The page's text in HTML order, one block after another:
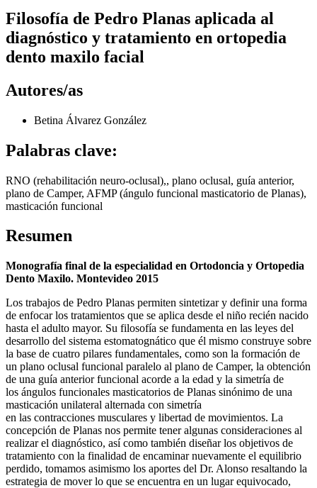
Filosofía de Pedro Planas aplicada al
diagnóstico y tratamiento en ortopedia
dento maxilo facial
Autores/as
Betina Álvarez González
Palabras clave:
RNO (rehabilitación neuro-oclusal),, plano oclusal, guía anterior,
plano de Camper, AFMP (ángulo funcional masticatorio de Planas),
masticación funcional
Resumen
Monografía final de la especialidad en Ortodoncia y Ortopedia
Dento Maxilo. Montevideo 2015
Los trabajos de Pedro Planas permiten sintetizar y definir una forma
de enfocar los tratamientos que se aplica desde el niño recién nacido
hasta el adulto mayor. Su filosofía se fundamenta en las leyes del
desarrollo del sistema estomatognático que él mismo construye sobre
la base de cuatro pilares fundamentales, como son la formación de
un plano oclusal funcional paralelo al plano de Camper, la obtención
de una guía anterior funcional acorde a la edad y la simetría de
los ángulos funcionales masticatorios de Planas sinónimo de una
masticación unilateral alternada con simetría
en las contracciones musculares y libertad de movimientos. La
concepción de Planas nos permite tener algunas consideraciones al
realizar el diagnóstico, así como también diseñar los objetivos de
tratamiento con la finalidad de encaminar nuevamente el equilibrio
perdido, tomamos asimismo los aportes del Dr. Alonso resaltando la
estrategia de mover lo que se encuentra en un lugar equivocado,